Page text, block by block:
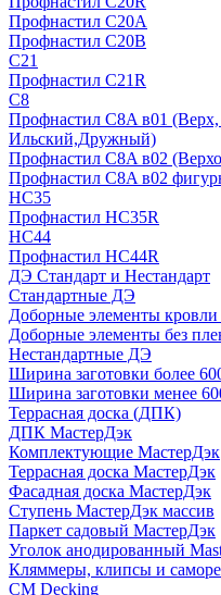
Профнастил С20А
Профнастил С20В
C21
Профнастил С21R
C8
Профнастил С8A в01
Ильский,Дружный)
Профнастил С8A в02
Профнастил С8A в02
HС35
Профнастил HC35R
НС44
Профнастил НС44R
ДЭ Стандарт и Нестандарт
Стандартные ДЭ
Доборные элементы кровли
Доборные элементы без
Нестандартные ДЭ
Ширина заготовки более
Ширина заготовки менее
Террасная доска (ДПК)
ДПК МастерДэк
Комплектующие МастерДэк
Террасная доска МастерДэк
Фасадная доска МастерДэк
Ступень МастерДэк массив
Паркет садовый МастерДэк
Уголок анодированный
Кляммеры, клипсы и
CM Decking